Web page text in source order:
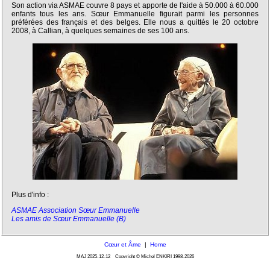
Son action via ASMAE couvre 8 pays et apporte de l'aide à 50.000 à 60.000
enfants tous les ans. Sœur Emmanuelle figurait parmi les personnes
préférées des français et des belges. Elle nous a quittés le 20 octobre
2008, à Callian, à quelques semaines de ses 100 ans.
Plus d'info :
ASMAE Association Sœur Emmanuelle
Les amis de Sœur Emmanuelle (B)
Cœur et Âme Home
MAJ 2025-12-12Copyright © Michel ENKIRI 1998-2026